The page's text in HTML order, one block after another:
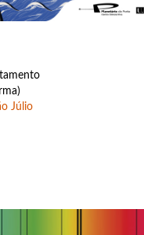
Júlio